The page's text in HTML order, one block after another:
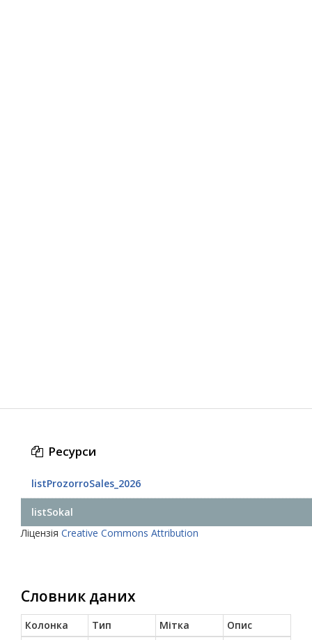
Ресурси
listProzorroSales_2026
listSokal
Ліцензія Creative Commons Attribution
Словник даних
Колонка Тип Мітка
Опис